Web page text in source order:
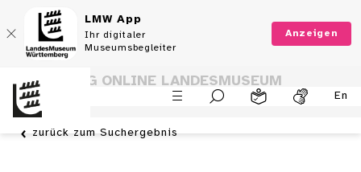
LMW App
Ihr digitaler
Museumsbegleiter
Anzeigen
En
SAMMLUNG ONLINE LANDESMUSEUM
WÜRTTEMBERG
zurück zum Suchergebnis